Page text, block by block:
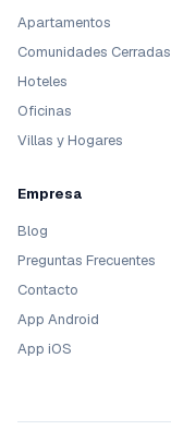
Apartamentos
Comunidades Cerradas
Hoteles
Oficinas
Villas y Hogares
Empresa
Blog
Preguntas Frecuentes
Contacto
App Android
App iOS